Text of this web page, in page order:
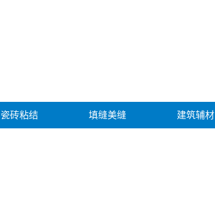
瓷砖粘结 填缝美缝 建筑辅材